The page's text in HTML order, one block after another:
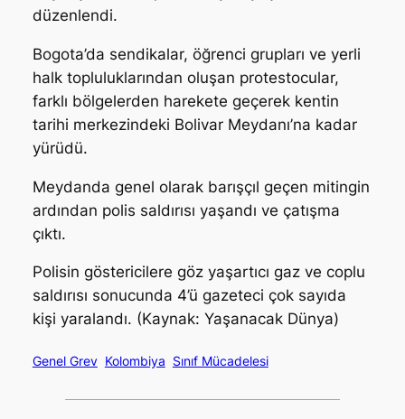
düzenlendi.
Bogota’da sendikalar, öğrenci grupları ve yerli
halk topluluklarından oluşan protestocular,
farklı bölgelerden harekete geçerek kentin
tarihi merkezindeki Bolivar Meydanı’na kadar
yürüdü.
Meydanda genel olarak barışçıl geçen mitingin
ardından polis saldırısı yaşandı ve çatışma
çıktı.
Polisin göstericilere göz yaşartıcı gaz ve coplu
saldırısı sonucunda 4’ü gazeteci çok sayıda
kişi yaralandı. (Kaynak: Yaşanacak Dünya)
Genel Grev Kolombiya Sınıf Mücadelesi